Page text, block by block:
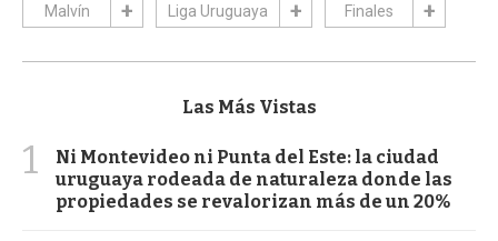
Malvín Liga Uruguaya Finales
Las Más Vistas
1
Ni Montevideo ni Punta del Este: la ciudad
uruguaya rodeada de naturaleza donde las
propiedades se revalorizan más de un 20%